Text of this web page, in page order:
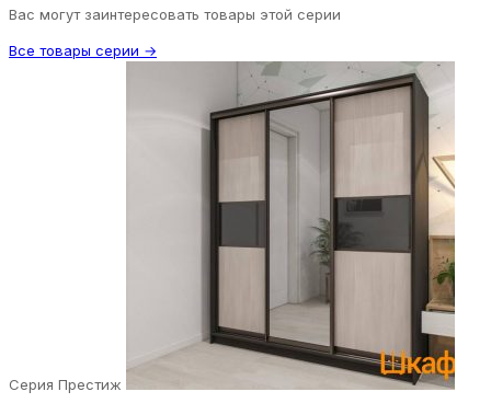
Вас могут заинтересовать товары этой серии
Все товары серии →
Серия Престиж